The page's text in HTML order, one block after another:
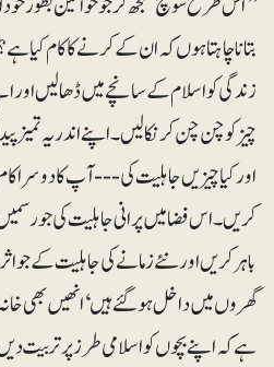
بتانا چاہتا ہوں کہ ان کے کرنے کا کام کیا
زندگی کو اسلام کے سانچے میں ڈھالیں اور
چیز کو چن چن کر نکالیں۔ اپنے اندر یہ تمیز
اور کیا چیزیں جاہلیت کی --- آپ کا دوسرا
کریں۔ اس فضا میں پرانی جاہلیت کی جو
باہر کریں اور نئے زمانے کی جاہلیت کے
گھروں میں داخل ہو گئے ہیں‘ انھیں بھی
ہے کہ اپنے بچوں کو اسلامی طرز پر